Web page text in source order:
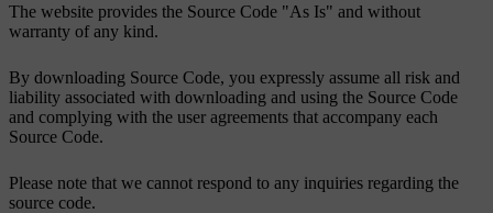
The website provides the Source Code "As Is" and without
warranty of any kind.
By downloading Source Code, you expressly assume all risk and
liability associated with downloading and using the Source Code
and complying with the user agreements that accompany each
Source Code.
Please note that we cannot respond to any inquiries regarding the
source code.